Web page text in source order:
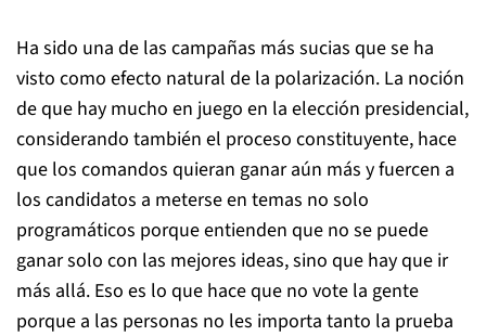
Ha sido una de las campañas más sucias que se ha
visto como efecto natural de la polarización. La noción
de que hay mucho en juego en la elección presidencial,
considerando también el proceso constituyente, hace
que los comandos quieran ganar aún más y fuercen a
los candidatos a meterse en temas no solo
programáticos porque entienden que no se puede
ganar solo con las mejores ideas, sino que hay que ir
más allá. Eso es lo que hace que no vote la gente
porque a las personas no les importa tanto la prueba